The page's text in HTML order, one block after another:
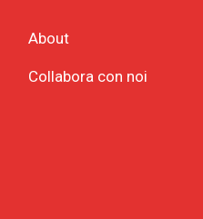
About
Collabora con noi